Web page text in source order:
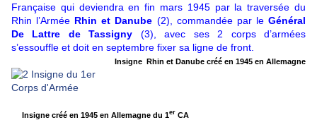
Française qui deviendra en fin mars 1945 par la traversée du
Rhin l’Armée Rhin et Danube (2), commandée par leGénéral
De Lattre de Tassigny (3), avec ses 2 corps d’armées
s’essouffle et doit en septembre fixer sa ligne de front.
Insigne Rhin et Danube créé en 1945 en Allemagne
Insigne créé en 1945 en Allemagne du 1er CA